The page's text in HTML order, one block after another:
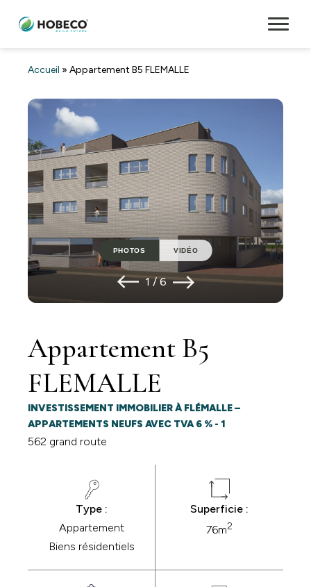
Accueil » Appartement B5 FLEMALLE
1/6
PHOTOS VIDÉO
Appartement B5
FLEMALLE
INVESTISSEMENT IMMOBILIER À FLÉMALLE –
APPARTEMENTS NEUFS AVEC TVA 6 % - 1
562 grand route
Type :
Appartement
Biens résidentiels
Superficie :
76m2